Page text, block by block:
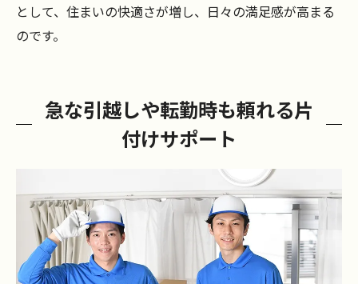
として、住まいの快適さが増し、日々の満足感が高まる
のです。
急な引越しや転勤時も頼れる片
付けサポート